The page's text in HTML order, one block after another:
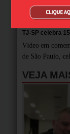
TJ-SP celebra
Vídeo em
de São Paulo,
VEJA